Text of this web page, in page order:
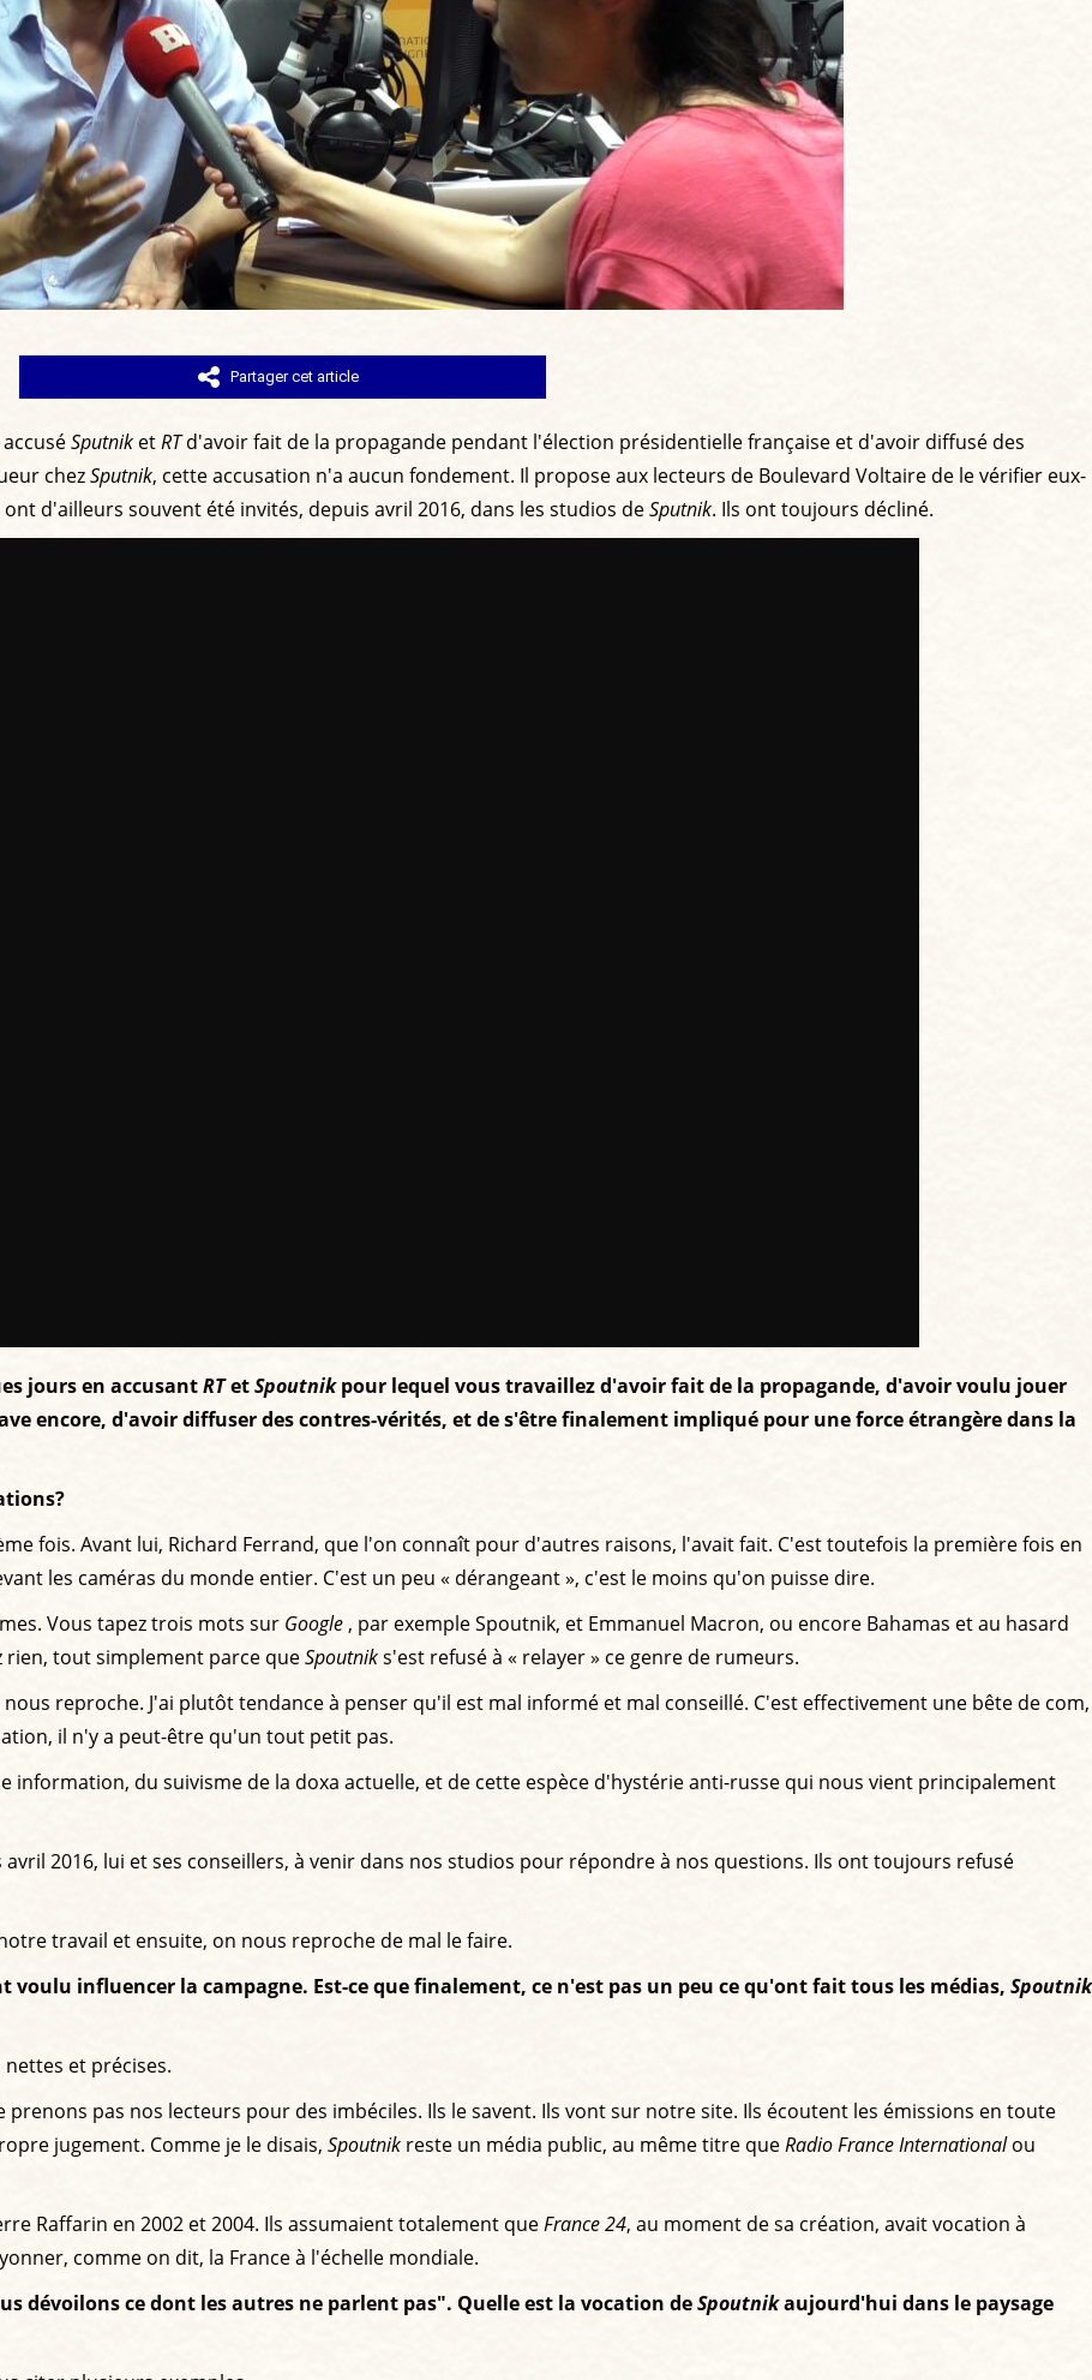
Partager cet article
Sputnik etRTd'avoir fait de la propagande pendant l'élection présidentielle française et d'avoir diffusé des
chezSputnik, cette accusation n'a aucun fondement. Il propose aux lecteurs de Boulevard Voltaire de le vérifier eux-
d'ailleurs souvent été invités, depuis avril 2016, dans les studios deSputnik. Ils ont toujours décliné.
jours en accusantRTetSpoutnikpour lequel vous travaillez d'avoir fait de la propagande, d'avoir voulu jouer
encore, d'avoir diffuser des contres-vérités, et de s'être finalement impliqué pour une force étrangère dans la
fois. Avant lui, Richard Ferrand, que l'on connaît pour d'autres raisons, l'avait fait. C'est toutefois la première fois en
les caméras du monde entier. C'est un peu « dérangeant », c'est le moins qu'on puisse dire.
Vous tapez trois mots sur Google , par exemple Spoutnik, et Emmanuel Macron, ou encore Bahamas et au hasard
rien, tout simplement parce queSpoutniks'est refusé à « relayer » ce genre de rumeurs.
reproche. J'ai plutôt tendance à penser qu'il est mal informé et mal conseillé. C'est effectivement une bête de com,
il n'y a peut-être qu'un tout petit pas.
information, du suivisme de la doxa actuelle, et de cette espèce d'hystérie anti-russe qui nous vient principalement
2016, lui et ses conseillers, à venir dans nos studios pour répondre à nos questions. Ils ont toujours refusé
travail et ensuite, on nous reproche de mal le faire.
voulu influencer la campagne. Est-ce que finalement, ce n'est pas un peu ce qu'ont fait tous les médias, Spoutnik
et précises.
pas nos lecteurs pour des imbéciles. Ils le savent. Ils vont sur notre site. Ils écoutent les émissions en toute
jugement. Comme je le disais, Spoutnik reste un média public, au même titre queRadio France Internationalou
Raffarin en 2002 et 2004. Ils assumaient totalement queFrance 24, au moment de sa création, avait vocation à
comme on dit, la France à l'échelle mondiale.
dévoilons ce dont les autres ne parlent pas". Quelle est la vocation deSpoutnikaujourd'hui dans le paysage